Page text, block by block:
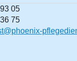
05
75